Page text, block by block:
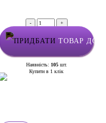
У КОШИК
- +
ТОВАР
Наявність: 105шт.
Купити в 1 клік